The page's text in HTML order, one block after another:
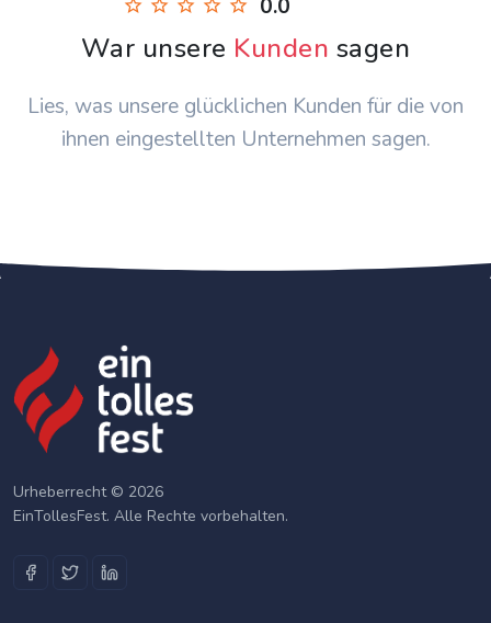
0.0
War unsere Kunden sagen
Lies, was unsere glücklichen Kunden für die von
ihnen eingestellten Unternehmen sagen.
Urheberrecht © 2026
EinTollesFest. Alle Rechte vorbehalten.